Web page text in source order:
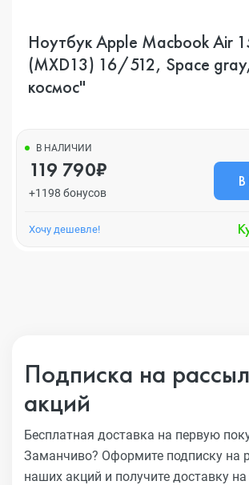
Ноутбук Apple Macbook Air
(MXD13) 16/512, Space
космос"
В НАЛИЧИИ
119 790₽
+1198 бонусов
Хочу дешевле!
Подписка на
акций
Бесплатная доставка на первую
Заманчиво? Оформите подписку на
наших акций и получите доставку